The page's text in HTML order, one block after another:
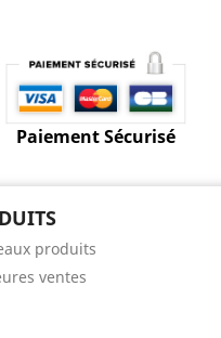
Paiement Sécurisé
produits
ventes